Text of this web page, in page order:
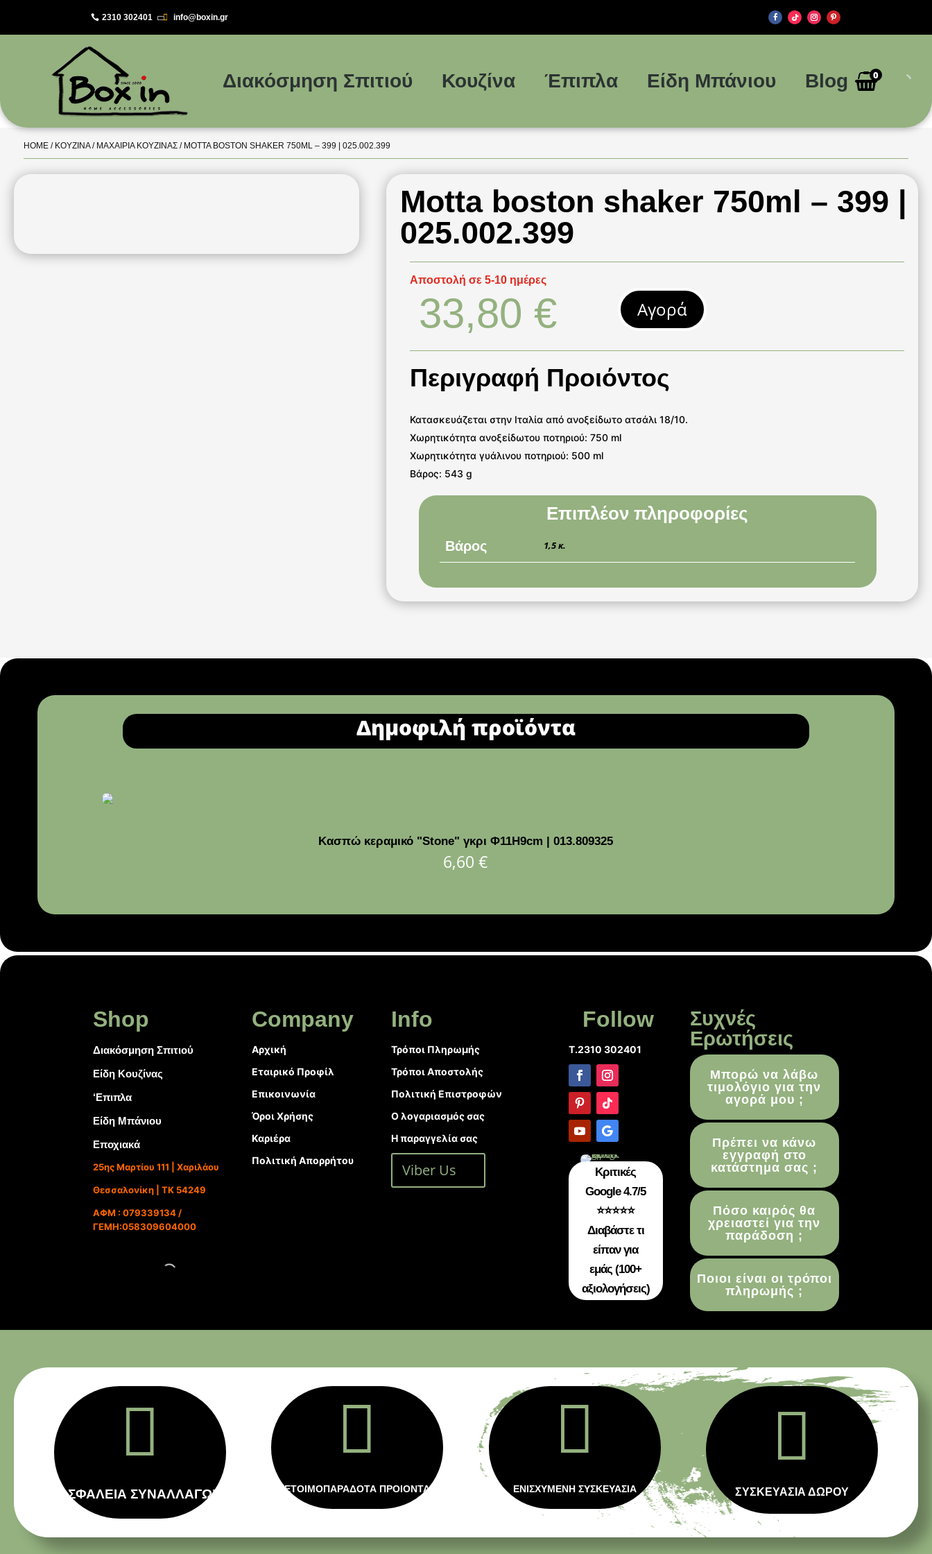
2310 302401  info@boxin.gr
Διακόσμηση Σπιτιού Κουζίνα Έπιπλα Είδη Μπάνιου Blog 0
HOME/ ΚΟΥΖΊΝΑ/ ΜΑΧΑΊΡΙΑ ΚΟΥΖΊΝΑΣ/ MOTTA BOSTON SHAKER 750ML – 399 | 025.002.399
Motta boston shaker 750ml – 399 |
025.002.399
Αποστολή σε 5-10 ημέρες
33,80€ Αγορά
Περιγραφή Προιόντος
Κατασκευάζεται στην Ιταλία από ανοξείδωτο ατσάλι 18/10.
Χωρητικότητα ανοξείδωτου ποτηριού: 750 ml
Χωρητικότητα γυάλινου ποτηριού: 500 ml
Βάρος: 543 g
Επιπλέον πληροφορίες
Βάρος 1,5 κ.
Δημοφιλή προϊόντα
Κασπώ κεραμικό "Stone" γκρι Φ11Η9cm | 013.809325
6,60€
Shop
Διακόσμηση Σπιτιού
Είδη Κουζίνας
‘Επιπλα
Είδη Μπάνιου
Εποχιακά
25ης Μαρτίου 111 | Χαριλάου
Θεσσαλονίκη | ΤΚ 54249
ΑΦΜ : 079339134 /
ΓΕΜΗ:058309604000
Company
Αρχική
Εταιρικό Προφίλ
Επικοινωνία
Όροι Χρήσης
Καριέρα
Πολιτική Απορρήτου
Info
Τρόποι Πληρωμής
Τρόποι Αποστολής
Πολιτική Επιστροφών
Ο λογαριασμός σας
Η παραγγελία σας
Viber Us
Follow
T.2310 302401
Κριτικές
Google 4.7/5
⭐⭐⭐⭐⭐
Διαβάστε τι
είπαν για
εμάς (100+
αξιολογήσεις)
Συχνές
Ερωτήσεις
Μπορώ να λάβω
τιμολόγιο για την
αγορά μου ;
Πρέπει να κάνω
εγγραφή στο
κατάστημα σας ;
Πόσο καιρός θα
χρειαστεί για την
παράδοση ;
Ποιοι είναι οι τρόποι
πληρωμής ;

ΑΣΦΑΛΕΙΑ ΣΥΝΑΛΛΑΓΩΝ

ΕΤΟΙΜΟΠΑΡΑΔΟΤΑ ΠΡΟΙΟΝΤΑ

ΕΝΙΣΧΥΜΕΝΗ ΣΥΣΚΕΥΑΣΙΑ

ΣΥΣΚΕΥΑΣΙΑ ΔΩΡΟΥ